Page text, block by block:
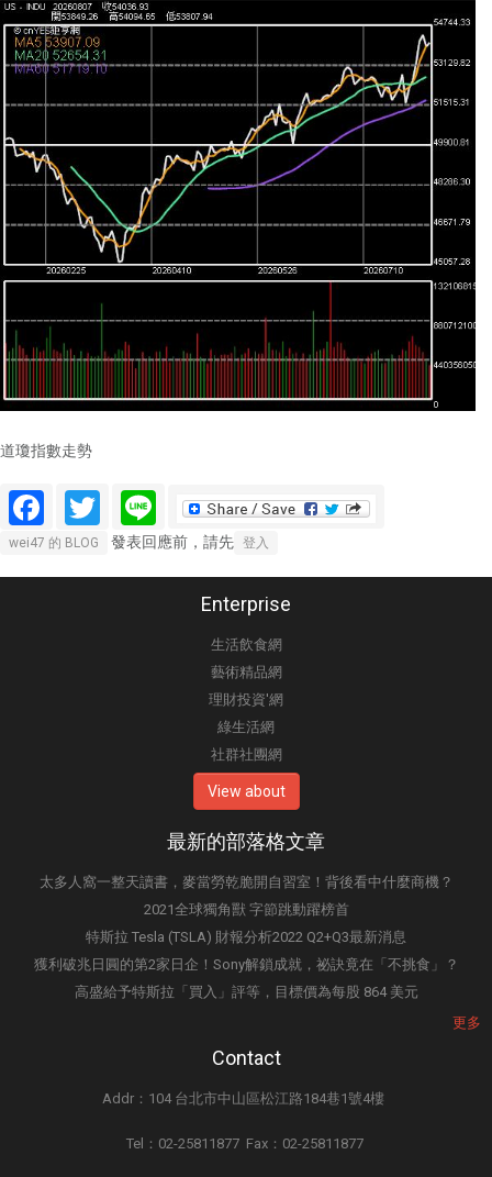
道瓊指數走勢
Facebook
Twitter
Line
wei47 的 BLOG 發表回應前，請先 登入
Enterprise
生活飲食網
藝術精品網
理財投資'網
綠生活網
社群社團網
View about
最新的部落格文章
太多人窩一整天讀書，麥當勞乾脆開自習室！背後看中什麼商機？
2021全球獨角獸 字節跳動躍榜首
特斯拉 Tesla (TSLA) 財報分析2022 Q2+Q3最新消息
獲利破兆日圓的第2家日企！Sony解鎖成就，祕訣竟在「不挑食」？
高盛給予特斯拉「買入」評等，目標價為每股 864 美元
更多
Contact
Addr：104 台北市中山區松江路184巷1號4樓
Tel：02-25811877 Fax：02-25811877